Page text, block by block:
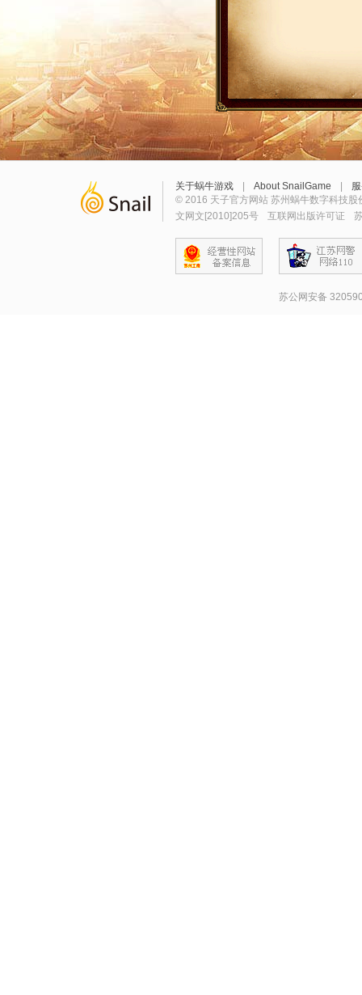
关于蜗牛游戏 About SnailGame
© 2016 天子官方网站 苏州蜗牛数字科技
文网文[2010]205号
互联网出版许可证
苏公网安备